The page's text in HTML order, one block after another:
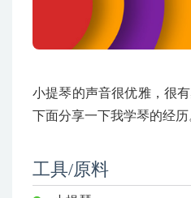
小提琴的声音很优雅，很
下面分享一下我学琴的经历
工具/原料